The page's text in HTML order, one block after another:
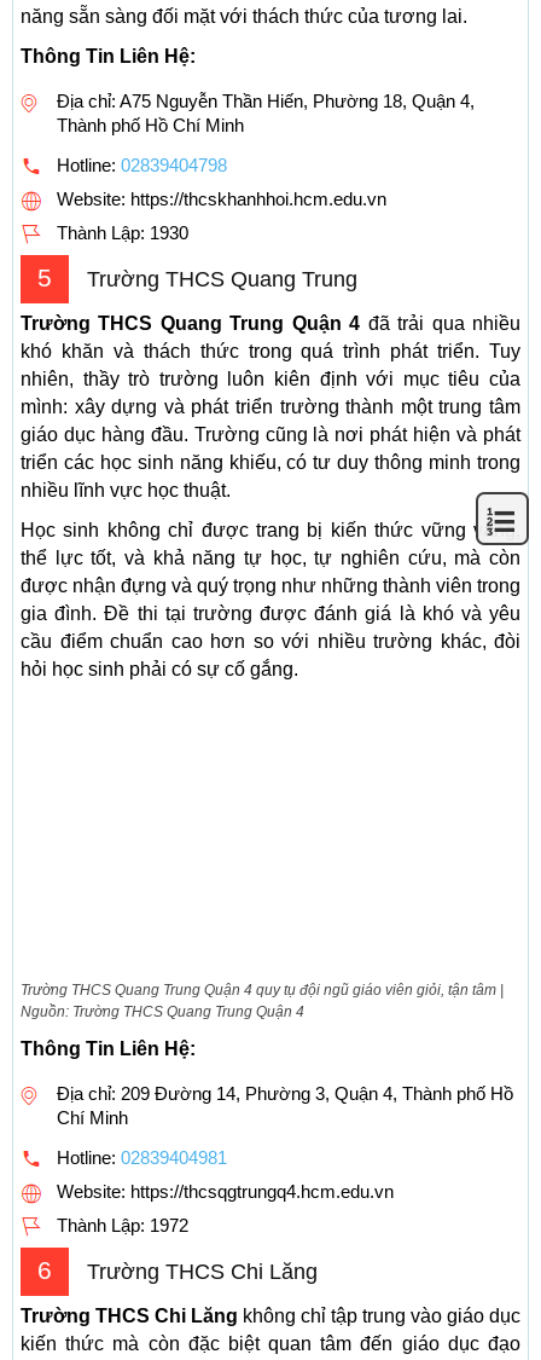
năng sẵn sàng đối mặt với thách thức của tương lai.
Thông Tin Liên Hệ:
Địa chỉ: A75 Nguyễn Thần Hiến, Phường 18, Quận 4,
Thành phố Hồ Chí Minh
Hotline: 02839404798
Website: https://thcskhanhhoi.hcm.edu.vn
Thành Lập: 1930
5 Trường THCS Quang Trung
Trường THCS Quang Trung Quận 4 đã trải qua nhiều
khó khăn và thách thức trong quá trình phát triển. Tuy
nhiên, thầy trò trường luôn kiên định với mục tiêu của
mình: xây dựng và phát triển trường thành một trung tâm
giáo dục hàng đầu. Trường cũng là nơi phát hiện và phát
triển các học sinh năng khiếu, có tư duy thông minh trong
nhiều lĩnh vực học thuật.
Học sinh không chỉ được trang bị kiến thức vững vàng,
thể lực tốt, và khả năng tự học, tự nghiên cứu, mà còn
được nhận đựng và quý trọng như những thành viên trong
gia đình. Đề thi tại trường được đánh giá là khó và yêu
cầu điểm chuẩn cao hơn so với nhiều trường khác, đòi
hỏi học sinh phải có sự cố gắng.
Trường THCS Quang Trung Quận 4 quy tụ đội ngũ giáo viên giỏi, tận tâm |
Nguồn: Trường THCS Quang Trung Quận 4
Thông Tin Liên Hệ:
Địa chỉ: 209 Đường 14, Phường 3, Quận 4, Thành phố Hồ
Chí Minh
Hotline: 02839404981
Website: https://thcsqgtrungq4.hcm.edu.vn
Thành Lập: 1972
6 Trường THCS Chi Lăng
Trường THCS Chi Lăng không chỉ tập trung vào giáo dục
kiến thức mà còn đặc biệt quan tâm đến giáo dục đạo